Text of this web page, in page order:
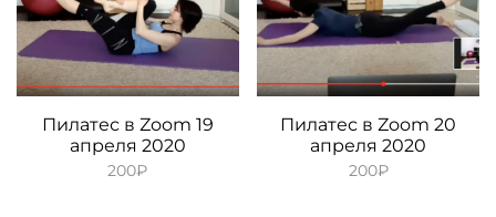
Пилатес в Zoom 19
апреля 2020
200₽
Пилатес в Zoom 20
апреля 2020
200₽